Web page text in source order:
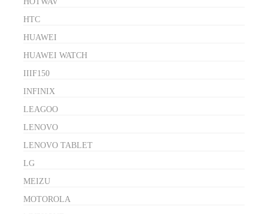
HTC
HUAWEI
HUAWEI WATCH
IIIF150
INFINIX
LEAGOO
LENOVO
LENOVO TABLET
LG
MEIZU
MOTOROLA